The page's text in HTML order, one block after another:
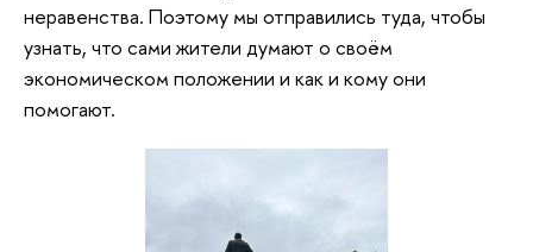
неравенства. Поэтому мы отправились туда, чтобы
узнать, что сами жители думают о своём
экономическом положении и как и кому они
помогают.